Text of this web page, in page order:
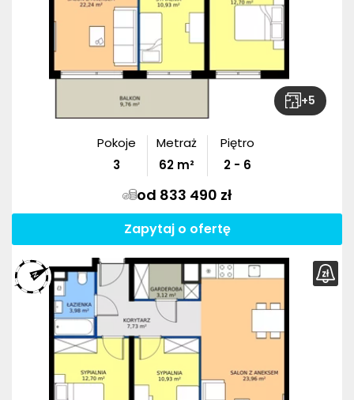
+5
Pokoje
3
Metraż
62 m²
Piętro
2 - 6
od 833 490 zł
Zapytaj o ofertę